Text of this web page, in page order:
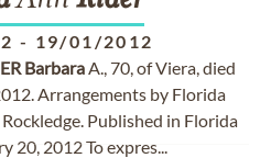
- 19/01/2012
BarbaraA., 70, of Viera, died
Arrangements by Florida
Published in Florida
20, 2012 To expres...